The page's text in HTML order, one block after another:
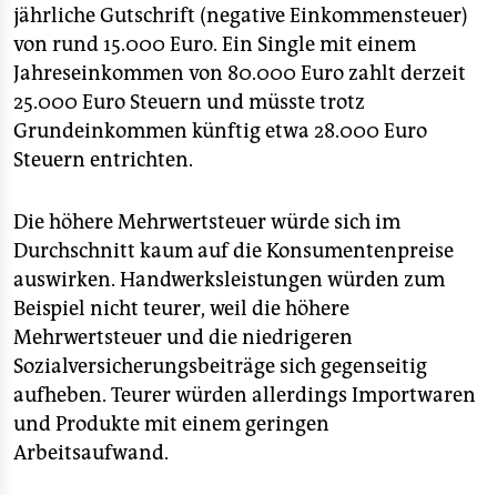
jährliche Gutschrift (negative Einkommensteuer)
von rund 15.000 Euro. Ein Single mit einem
Jahreseinkommen von 80.000 Euro zahlt derzeit
25.000 Euro Steuern und müsste trotz
Grundeinkommen künftig etwa 28.000 Euro
Steuern entrichten.
Die höhere Mehrwertsteuer würde sich im
Durchschnitt kaum auf die Konsumentenpreise
auswirken. Handwerksleistungen würden zum
Beispiel nicht teurer, weil die höhere
Mehrwertsteuer und die niedrigeren
Sozialversicherungsbeiträge sich gegenseitig
aufheben. Teurer würden allerdings Importwaren
und Produkte mit einem geringen
Arbeitsaufwand.